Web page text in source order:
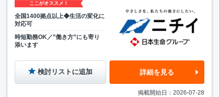
ここがオススメ！
全国1400拠点以上◆生活の変化に
対応可
時短勤務OK／”働き方”にも寄り
添います
検討リストに追加 詳細を見る
掲載開始日：2026-07-28